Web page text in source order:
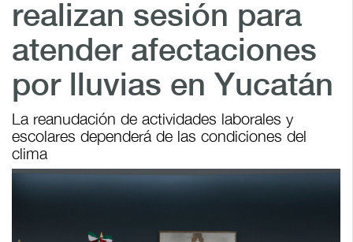
realizan sesión para
atender afectaciones
por lluvias en Yucatán
La reanudación de actividades laborales y
escolares dependerá de las condiciones del
clima